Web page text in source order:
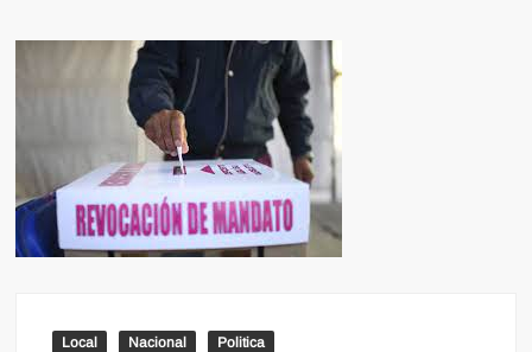
Local Nacional Politica